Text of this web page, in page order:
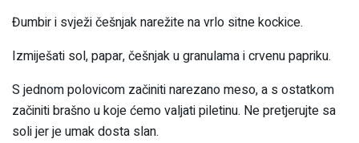
Đumbir i svježi češnjak narežite na vrlo sitne kockice.
Izmiješati sol, papar, češnjak u granulama i crvenu papriku.
S jednom polovicom začiniti narezano meso, a s ostatkom
začiniti brašno u koje ćemo valjati piletinu. Ne pretjerujte sa
soli jer je umak dosta slan.